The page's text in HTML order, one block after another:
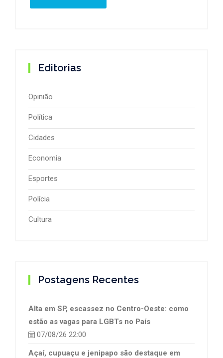
Editorias
Opinião
Política
Cidades
Economia
Esportes
Polícia
Cultura
Postagens Recentes
Alta em SP, escassez no Centro-Oeste: como
estão as vagas para LGBTs no País
07/08/26 22:00
Açaí, cupuaçu e jenipapo são destaque em